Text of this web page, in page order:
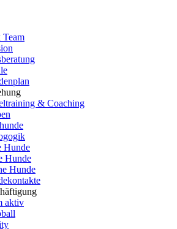
& Coaching
Hunde
Hunde
Hunde
aktiv